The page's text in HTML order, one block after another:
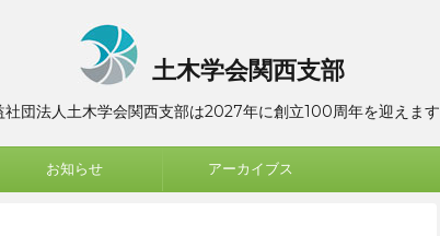
土木学会関西支部
社団法人土木学会関西支部は2027年に創立100周年を迎えます
お知らせ アーカイブス